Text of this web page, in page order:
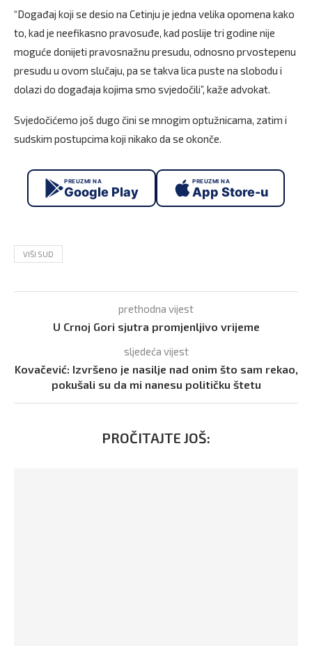
“Događaj koji se desio na Cetinju je jedna velika opomena kako
to, kad je neefikasno pravosuđe, kad poslije tri godine nije
moguće donijeti pravosnažnu presudu, odnosno prvostepenu
presudu u ovom slučaju, pa se takva lica puste na slobodu i
dolazi do događaja kojima smo svjedočili”, kaže advokat.
Svjedočićemo još dugo čini se mnogim optužnicama, zatim i
sudskim postupcima koji nikako da se okonče.
PREUZMI NA
Google Play
PREUZMI NA
App Store-u
VIŠI SUD
prethodna vijest
U Crnoj Gori sjutra promjenljivo vrijeme
sljedeća vijest
Kovačević: Izvršeno je nasilje nad onim što sam rekao,
pokušali su da mi nanesu političku štetu
PROČITAJTE JOŠ: